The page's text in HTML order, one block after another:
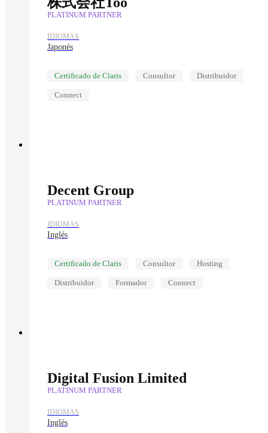
PLATINUM PARTNER
IDIOMAS
Japonés
Certificado de Claris Consultor Distribuidor
Connect
Decent Group
PLATINUM PARTNER
IDIOMAS
Inglés
Certificado de Claris Consultor Hosting
Distribuidor Formador Connect
Digital Fusion Limited
PLATINUM PARTNER
IDIOMAS
Inglés